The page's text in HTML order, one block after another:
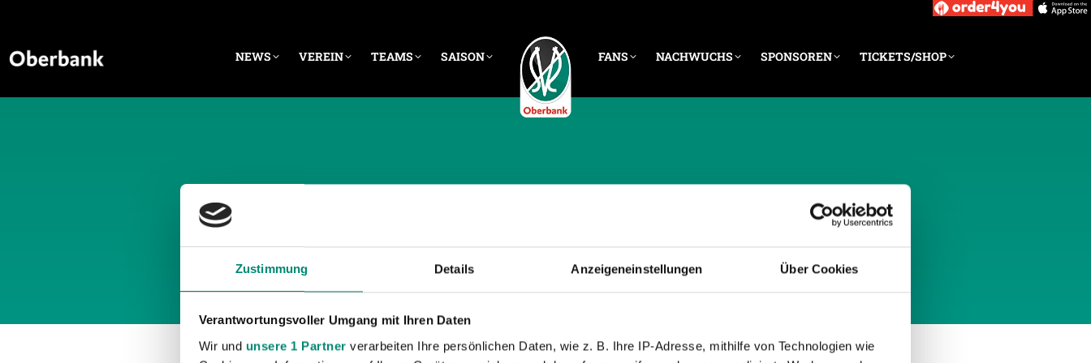
Zustimmung Details Anzeigeneinstellungen Über Cookies
Verantwortungsvoller Umgang mit Ihren Daten
Wir und unsere 1 Partner verarbeiten Ihre persönlichen Daten, wie z. B. Ihre IP-Adresse, mithilfe von Technologien wie
NEWS VEREIN TEAMS SAISON FANS NACHWUCHS SPONSOREN TICKETS/SHOP
TÄGLICHE ARCHIVE: 4. JANUAR 2015